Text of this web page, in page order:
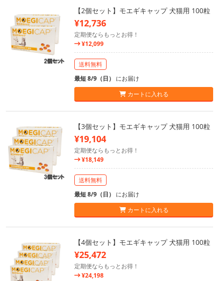
【2個セット】モエギキャップ 犬猫用 100粒
¥12,736
定期便ならもっとお得！
¥12,099
送料無料
最短 8/9（日） にお届け
カートに入れる
【3個セット】モエギキャップ 犬猫用 100粒
¥19,104
定期便ならもっとお得！
¥18,149
送料無料
最短 8/9（日） にお届け
カートに入れる
【4個セット】モエギキャップ 犬猫用 100粒
¥25,472
定期便ならもっとお得！
¥24,198